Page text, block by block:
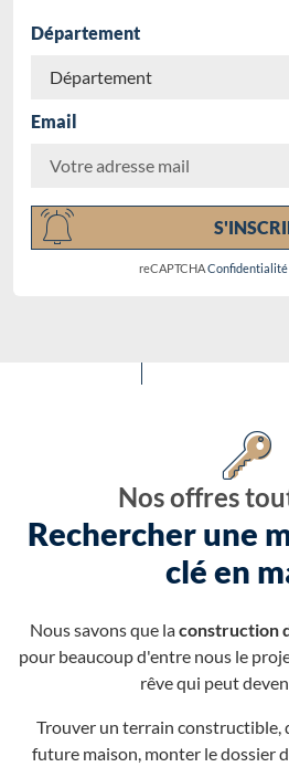
Département
Email
reCAPTCHAConfidentialité
Nos offres
Rechercher une
clé en
Nous savons que laconstruction
pour beaucoup d'entre nous le
rêve qui peut
Trouver un terrain constructible,
future maison, monter le dossier